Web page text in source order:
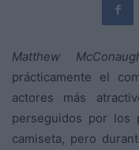
Matthew
prácticamente el
actores más
perseguidos por los
camiseta, pero